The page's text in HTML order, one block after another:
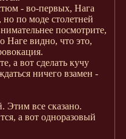
- во-первых, Нага
но по моде столетней
посмотрите,
Наге видно, что это,
а вот сделать кучу
ничего взамен -
Этим все сказано.
а вот одноразовый